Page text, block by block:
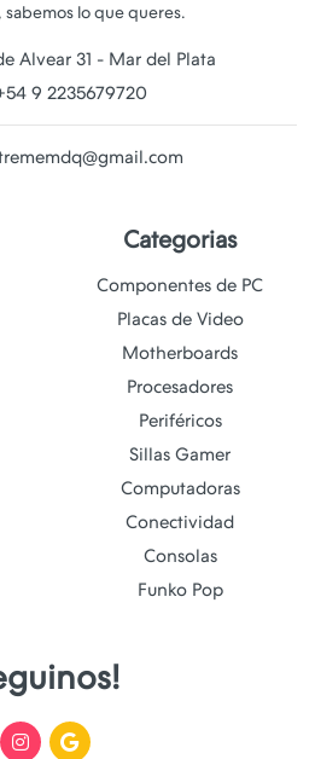
Alvear 31 - Mar del Plata
9 2235679720
Categorias
Componentes de PC
Placas de Video
Motherboards
Procesadores
Periféricos
Sillas Gamer
Computadoras
Conectividad
Consolas
Funko Pop